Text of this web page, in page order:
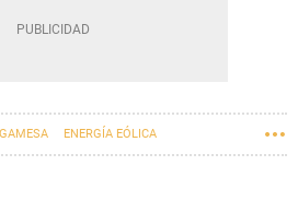
ENERGÍA EÓLICA